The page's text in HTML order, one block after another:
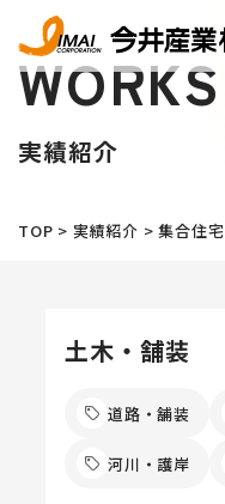
WORKS
実績紹介
TOP > 実績紹介 >集合住宅
土木・舗装
道路・舗装
河川・護岸